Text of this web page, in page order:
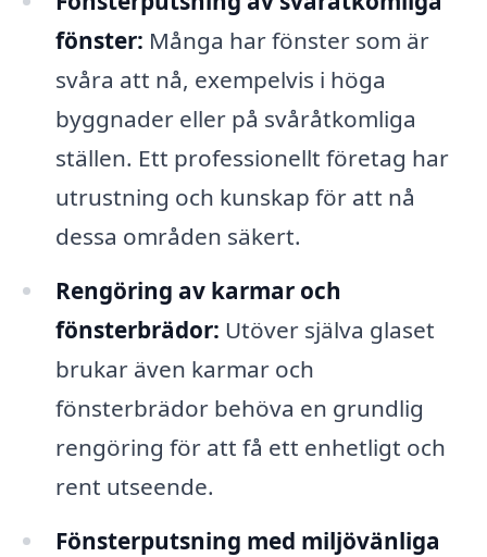
fönster: Många har fönster som är
svåra att nå, exempelvis i höga
byggnader eller på svåråtkomliga
ställen. Ett professionellt företag har
utrustning och kunskap för att nå
dessa områden säkert.
Rengöring av karmar och
fönsterbrädor: Utöver själva glaset
brukar även karmar och
fönsterbrädor behöva en grundlig
rengöring för att få ett enhetligt och
rent utseende.
Fönsterputsning med miljövänliga